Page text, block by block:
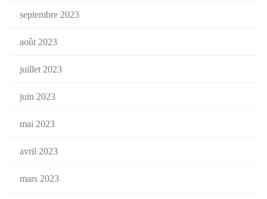
septembre 2023
août 2023
juillet 2023
juin 2023
mai 2023
avril 2023
mars 2023